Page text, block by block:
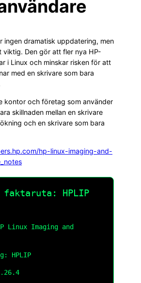
ingen dramatisk uppdatering, men
viktig. Den gör att fler nya HP-
i Linux och minskar risken för att
med en skrivare som bara
kontor och företag som använder
skillnaden mellan en skrivare
och en skrivare som bara
hp-linux-imaging-and-
faktaruta: HPLIP
Linux Imaging and
HPLIP